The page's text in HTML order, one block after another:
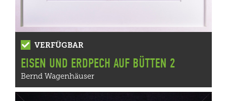
VERFÜGBAR
EISEN UND ERDPECH AUF BÜTTEN 2
Bernd Wagenhäuser